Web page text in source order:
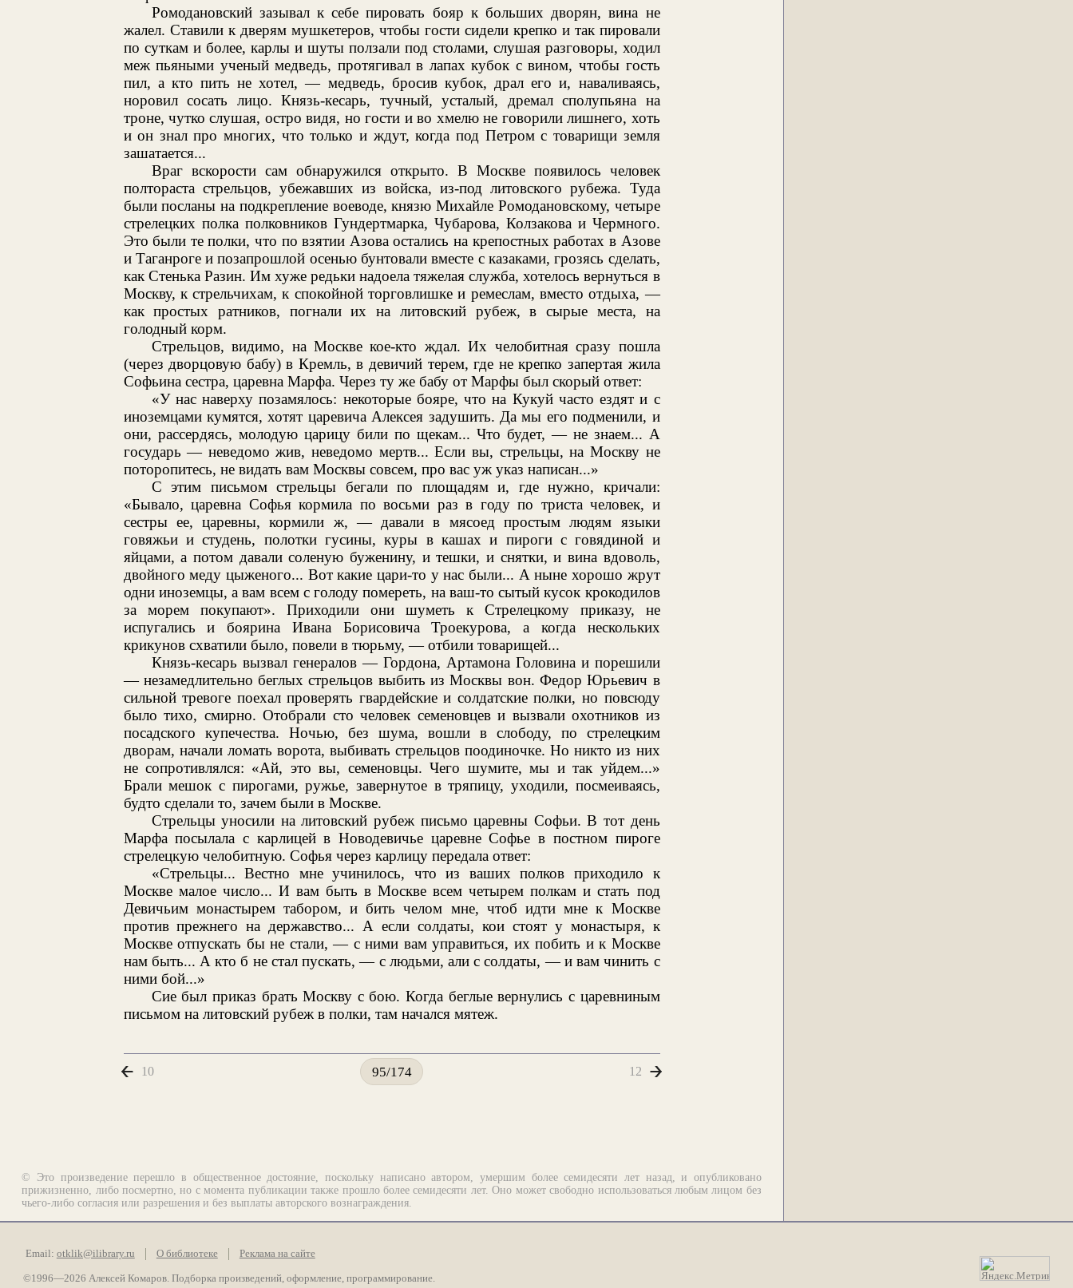
Ромодановский зазывал к себе пировать бояр к больших дворян, вина не
жалел. Ставили к дверям мушкетеров, чтобы гости сидели крепко и так пировали
по суткам и более, карлы и шуты ползали под столами, слушая разговоры, ходил
меж пьяными ученый медведь, протягивал в лапах кубок с вином, чтобы гость
пил, а кто пить не хотел, — медведь, бросив кубок, драл его и, наваливаясь,
норовил сосать лицо. Князь-кесарь, тучный, усталый, дремал сполупьяна на
троне, чутко слушая, остро видя, но гости и во хмелю не говорили лишнего, хоть
и он знал про многих, что только и ждут, когда под Петром с товарищи земля
зашатается...
Враг вскорости сам обнаружился открыто. В Москве появилось человек
полтораста стрельцов, убежавших из войска, из-под литовского рубежа. Туда
были посланы на подкрепление воеводе, князю Михайле Ромодановскому, четыре
стрелецких полка полковников Гундертмарка, Чубарова, Колзакова и Чермного.
Это были те полки, что по взятии Азова остались на крепостных работах в Азове
и Таганроге и позапрошлой осенью бунтовали вместе с казаками, грозясь сделать,
как Стенька Разин. Им хуже редьки надоела тяжелая служба, хотелось вернуться в
Москву, к стрельчихам, к спокойной торговлишке и ремеслам, вместо отдыха, —
как простых ратников, погнали их на литовский рубеж, в сырые места, на
голодный корм.
Стрельцов, видимо, на Москве кое-кто ждал. Их челобитная сразу пошла
(через дворцовую бабу) в Кремль, в девичий терем, где не крепко запертая жила
Софьина сестра, царевна Марфа. Через ту же бабу от Марфы был скорый ответ:
«У нас наверху позамялось: некоторые бояре, что на Кукуй часто ездят и с
иноземцами кумятся, хотят царевича Алексея задушить. Да мы его подменили, и
они, рассердясь, молодую царицу били по щекам... Что будет, — не знаем... А
государь — неведомо жив, неведомо мертв... Если вы, стрельцы, на Москву не
поторопитесь, не видать вам Москвы совсем, про вас уж указ написан...»
С этим письмом стрельцы бегали по площадям и, где нужно, кричали:
«Бывало, царевна Софья кормила по восьми раз в году по триста человек, и
сестры ее, царевны, кормили ж, — давали в мясоед простым людям языки
говяжьи и студень, полотки гусины, куры в кашах и пироги с говядиной и
яйцами, а потом давали соленую буженину, и тешки, и снятки, и вина вдоволь,
двойного меду цыженого... Вот какие цари-то у нас были... А ныне хорошо жрут
одни иноземцы, а вам всем с голоду помереть, на ваш-то сытый кусок крокодилов
за морем покупают». Приходили они шуметь к Стрелецкому приказу, не
испугались и боярина Ивана Борисовича Троекурова, а когда нескольких
крикунов схватили было, повели в тюрьму, — отбили товарищей...
Князь-кесарь вызвал генералов — Гордона, Артамона Головина и порешили
— незамедлительно беглых стрельцов выбить из Москвы вон. Федор Юрьевич в
сильной тревоге поехал проверять гвардейские и солдатские полки, но повсюду
было тихо, смирно. Отобрали сто человек семеновцев и вызвали охотников из
посадского купечества. Ночью, без шума, вошли в слободу, по стрелецким
дворам, начали ломать ворота, выбивать стрельцов поодиночке. Но никто из них
не сопротивлялся: «Ай, это вы, семеновцы. Чего шумите, мы и так уйдем...»
Брали мешок с пирогами, ружье, завернутое в тряпицу, уходили, посмеиваясь,
будто сделали то, зачем были в Москве.
Стрельцы уносили на литовский рубеж письмо царевны Софьи. В тот день
Марфа посылала с карлицей в Новодевичье царевне Софье в постном пироге
стрелецкую челобитную. Софья через карлицу передала ответ:
«Стрельцы... Вестно мне учинилось, что из ваших полков приходило к
Москве малое число... И вам быть в Москве всем четырем полкам и стать под
Девичьим монастырем табором, и бить челом мне, чтоб идти мне к Москве
против прежнего на державство... А если солдаты, кои стоят у монастыря, к
Москве отпускать бы не стали, — с ними вам управиться, их побить и к Москве
нам быть... А кто б не стал пускать, — с людьми, али с солдаты, — и вам чинить с
ними бой...»
Сие был приказ брать Москву с бою. Когда беглые вернулись с царевниным
письмом на литовский рубеж в полки, там начался мятеж.
10 95/174 12
© Это произведение перешло в общественное достояние, поскольку написано автором, умершим более семидесяти лет назад, и опубликовано
прижизненно, либо посмертно, но с момента публикации также прошло более семидесяти лет. Оно может свободно использоваться любым лицом без
чьего-либо согласия или разрешения и без выплаты авторского вознаграждения.
Email: otklik@ilibrary.ru О библиотеке Реклама на сайте
©1996—2026 Алексей Комаров. Подборка произведений, оформление, программирование.